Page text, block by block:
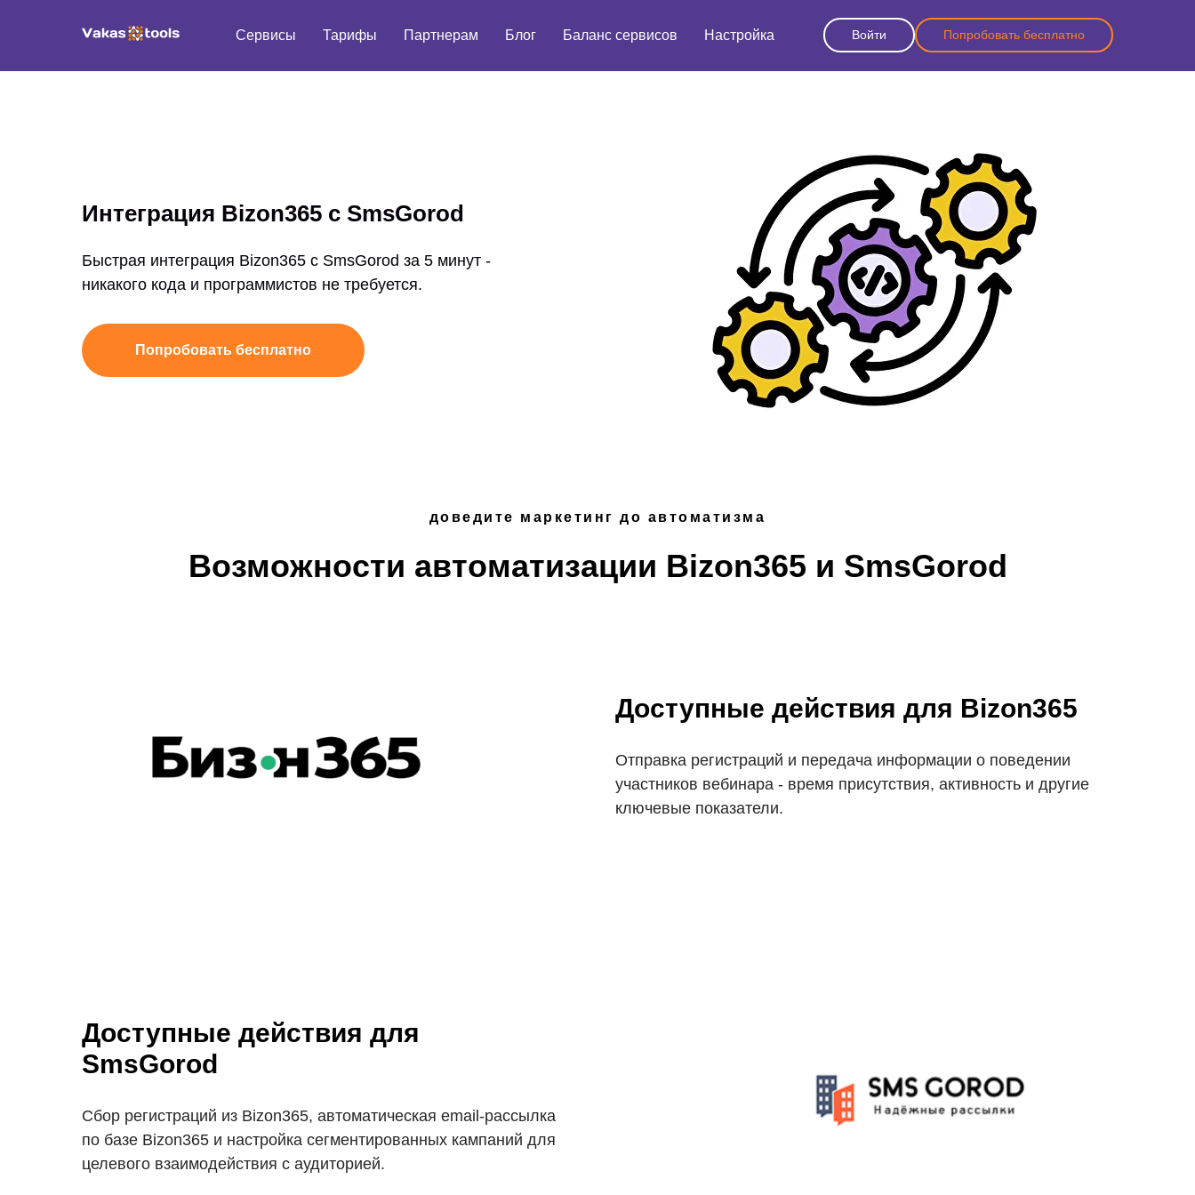
Сервисы Тарифы Партнерам Блог Баланс сервисов Настройка Войти Попробовать бесплатно
Интеграция Bizon365 с SmsGorod
Быстрая интеграция Bizon365 с SmsGorod за 5 минут -
никакого кода и программистов не требуется.
Попробовать бесплатно
доведите маркетинг до автоматизма
Возможности автоматизации Bizon365 и SmsGorod
Доступные действия для Bizon365
Отправка регистраций и передача информации о поведении
участников вебинара - время присутствия, активность и другие
ключевые показатели.
Доступные действия для
SmsGorod
Сбор регистраций из Bizon365, автоматическая email-рассылка
по базе Bizon365 и настройка сегментированных кампаний для
целевого взаимодействия с аудиторией.